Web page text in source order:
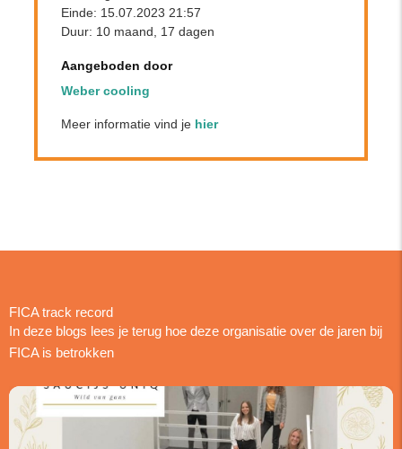
Einde: 15.07.2023 21:57
Duur: 10 maand, 17 dagen
Aangeboden door
Weber cooling
Meer informatie vind je hier
FICA track record
In deze blogs lees je terug hoe deze organisatie over de jaren bij
FICA is betrokken